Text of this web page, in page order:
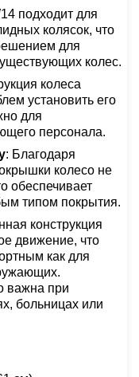
подходит для
колясок, что
для
колес.
колеса
установить его
для
персонала.
: Благодаря
колесо не
обеспечивает
типом покрытия.
конструкция
движение, что
как для
важна при
больницах или